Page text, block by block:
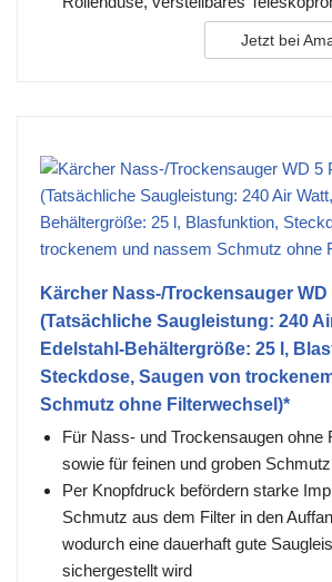
Jetzt bei
Kärcher Nass-/Trockensauger WD
(Tatsächliche Saugleistung: 240
Edelstahl-Behältergröße: 25 l,
Steckdose, Saugen von
Schmutz ohne Filterwechsel)*
Für Nass- und Trockensaugen ohne
sowie für feinen und groben
Per Knopfdruck befördern starke
Schmutz aus dem Filter in den
wodurch eine dauerhaft gute
sichergestellt wird